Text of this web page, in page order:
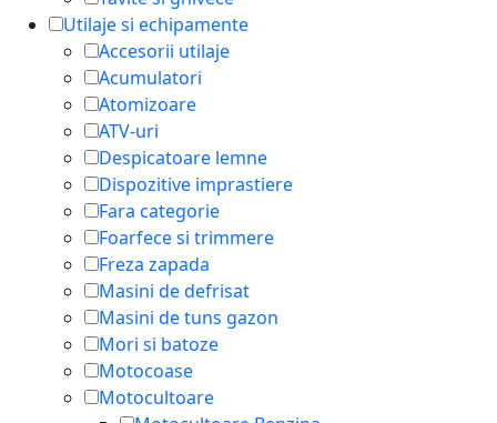
Utilaje si echipamente
Accesorii utilaje
Acumulatori
Atomizoare
ATV-uri
Despicatoare lemne
Dispozitive imprastiere
Fara categorie
Foarfece si trimmere
Freza zapada
Masini de defrisat
Masini de tuns gazon
Mori si batoze
Motocoase
Motocultoare